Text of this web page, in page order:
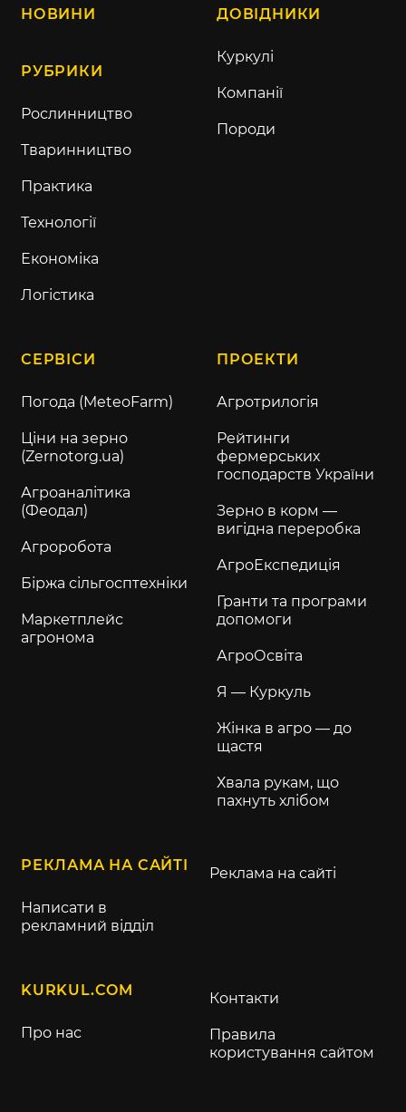
НОВИНИ
РУБРИКИ
Рослинництво
Тваринництво
Практика
Технології
Економіка
Логістика
ДОВІДНИКИ
Куркулі
Компанії
Породи
СЕРВІСИ
Погода (MeteoFarm)
Ціни на зерно
(Zernotorg.ua)
Агроаналітика
(Феодал)
Агроробота
Біржа сільгосптехніки
Маркетплейс
агронома
ПРОЕКТИ
Агротрилогія
Рейтинги
фермерських
господарств України
Зерно в корм —
вигідна переробка
АгроЕкспедиція
Гранти та програми
допомоги
АгроОсвіта
Я — Куркуль
Жінка в агро — до
щастя
Хвала рукам, що
пахнуть хлібом
РЕКЛАМА НА САЙТІ
Написати в
рекламний відділ
Реклама на сайті
KURKUL.COM
Про нас
Контакти
Правила
користування сайтом